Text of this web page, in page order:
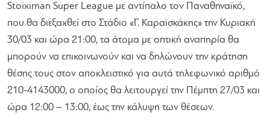
Stoiximan Super League με αντίπαλο τον Παναθηναϊκό,
που θα διεξαχθεί στο Στάδιο «Γ. Καραϊσκάκης» την Κυριακή
30/03 και ώρα 21:00, τα άτομα με οπτική αναπηρία θα
μπορούν να επικοινωνούν και να δηλώνουν την κράτηση
θέσης τους στον αποκλειστικό για αυτά τηλεφωνικό αριθμό
210-4143000, ο οποίος θα λειτουργεί την Πέμπτη 27/03 και
ώρα 12:00 – 13:00, έως την κάλυψη των θέσεων.